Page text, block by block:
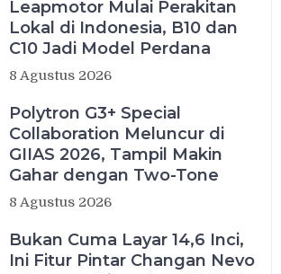
Leapmotor Mulai Perakitan
Lokal di Indonesia, B10 dan
C10 Jadi Model Perdana
8 Agustus 2026
Polytron G3+ Special
Collaboration Meluncur di
GIIAS 2026, Tampil Makin
Gahar dengan Two-Tone
8 Agustus 2026
Bukan Cuma Layar 14,6 Inci,
Ini Fitur Pintar Changan Nevo